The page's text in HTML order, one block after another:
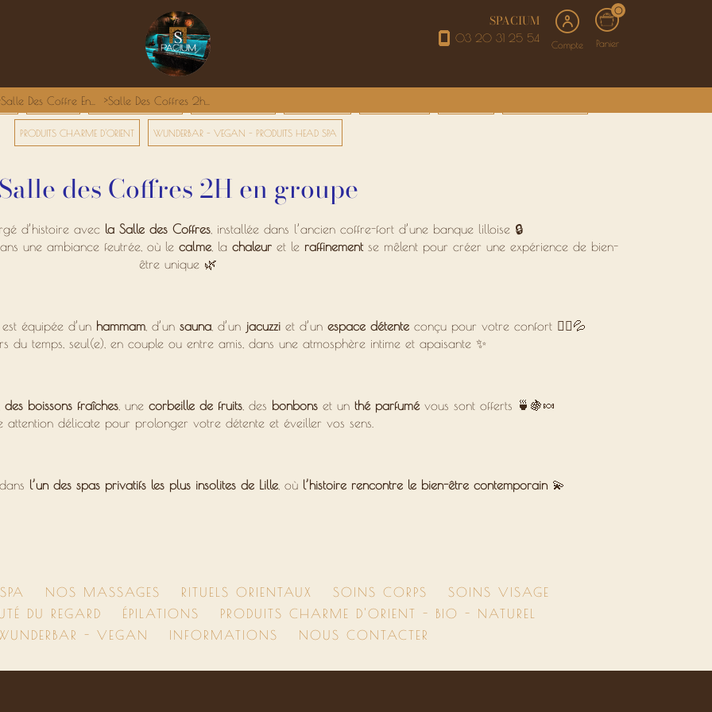
SPACIUM
03 20 31 25 54 Compte
0
Panier
Salle Des Coffre En... Salle Des Coffres 2h...
PACK DUO HAMMAM PRIVATIF RITUELS ORIENTAUX
PRODUITS CHARME D'ORIENT WUNDERBAR - VEGAN - PRODUITS HEAD SPA
Salle des Coffres 2H en groupe
d’histoire avec la Salle des Coffres , installée dans l’ancien coffre-fort d’une banque lilloise 🔒
une ambiance feutrée, où le calme, la chaleuret le raffinementse mêlent pour créer une expérience de bien-
être unique 🌿
équipée d’un hammam , d’un sauna , d’un jacuzzi et d’un espace détente conçu pour votre confort 💆‍♀️💦
du temps, seul(e), en couple ou entre amis, dans une atmosphère intime et apaisante ✨
des boissons fraîches , une corbeille de fruits , des bonbons et un thé parfumévous sont offerts 🍵🍇🍬
attention délicate pour prolonger votre détente et éveiller vos sens.
l’un des spas privatifs les plus insolites de Lille, où l’histoire rencontre le bien-être contemporain💫
SPA NOS MASSAGES RITUELS ORIENTAUX SOINS CORPS
SOINS VISAGE
DU REGARD ÉPILATIONS
PRODUITS CHARME D'ORIENT - BIO - NATUREL
- VEGAN
INFORMATIONS NOUS CONTACTER